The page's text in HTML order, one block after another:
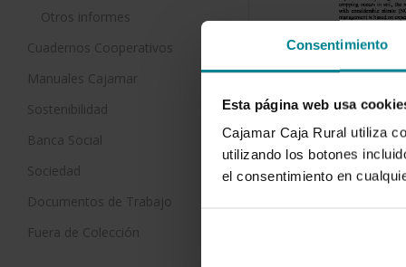
Consentimiento
Esta página web usa
Cajamar Caja Rural utiliza
utilizando los botones
el consentimiento en
Otros informes
Cuadernos Cooperativos
Manuales Cajamar
Sostenibilidad
Banca Social
Sociedad
Documentos de Trabajo
Fuera de Colección